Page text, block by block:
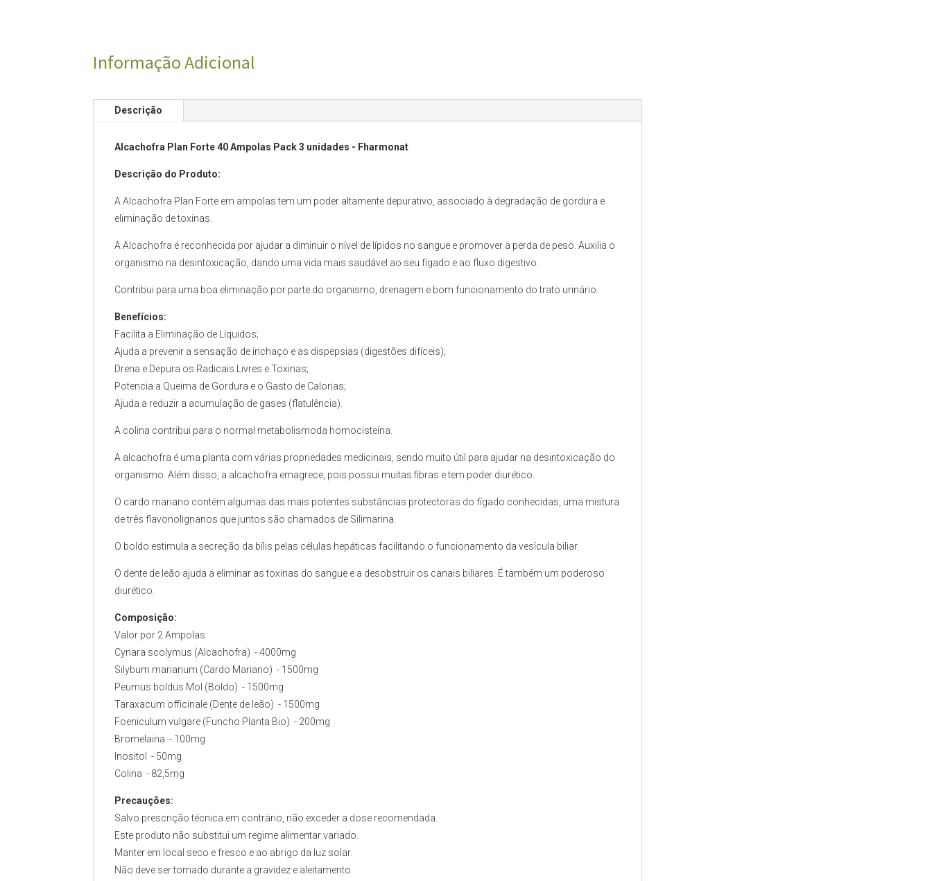
Informação Adicional
Descrição
Alcachofra Plan Forte 40 Ampolas Pack 3 unidades - Fharmonat
Descrição do Produto:
A Alcachofra Plan Forte em ampolas tem um poder altamente depurativo, associado à degradação de gordura e
eliminação de toxinas.
A Alcachofra é reconhecida por ajudar a diminuir o nível de lípidos no sangue e promover a perda de peso. Auxilia o
organismo na desintoxicação, dando uma vida mais saudável ao seu fígado e ao fluxo digestivo.
Contribui para uma boa eliminação por parte do organismo, drenagem e bom funcionamento do trato urinário.
Benefícios:
Facilita a Eliminação de Líquidos;
Ajuda a prevenir a sensação de inchaço e as dispepsias (digestões difíceis);
Drena e Depura os Radicais Livres e Toxinas;
Potencia a Queima de Gordura e o Gasto de Calorias;
Ajuda a reduzir a acumulação de gases (flatulência).
A colina contribui para o normal metabolismoda homocisteína.
A alcachofra é uma planta com várias propriedades medicinais, sendo muito útil para ajudar na desintoxicação do
organismo. Além disso, a alcachofra emagrece, pois possui muitas fibras e tem poder diurético.
O cardo mariano contém algumas das mais potentes substâncias protectoras do fígado conhecidas, uma mistura
de três flavonolignanos que juntos são chamados de Silimarina.
O boldo estimula a secreção da bílis pelas células hepáticas facilitando o funcionamento da vesícula biliar.
O dente de leão ajuda a eliminar as toxinas do sangue e a desobstruir os canais biliares. É também um poderoso
diurético.
Composição:
Valor por 2 Ampolas
Cynara scolymus (Alcachofra) - 4000mg
Silybum marianum (Cardo Mariano) - 1500mg
Peumus boldus Mol (Boldo) - 1500mg
Taraxacum officinale (Dente de leão) - 1500mg
Foeniculum vulgare (Funcho Planta Bio) - 200mg
Bromelaina - 100mg
Inositol - 50mg
Colina - 82,5mg
Precauções:
Salvo prescrição técnica em contrário, não exceder a dose recomendada.
Este produto não substitui um regime alimentar variado.
Manter em local seco e fresco e ao abrigo da luz solar.
Não deve ser tomado durante a gravidez e aleitamento.